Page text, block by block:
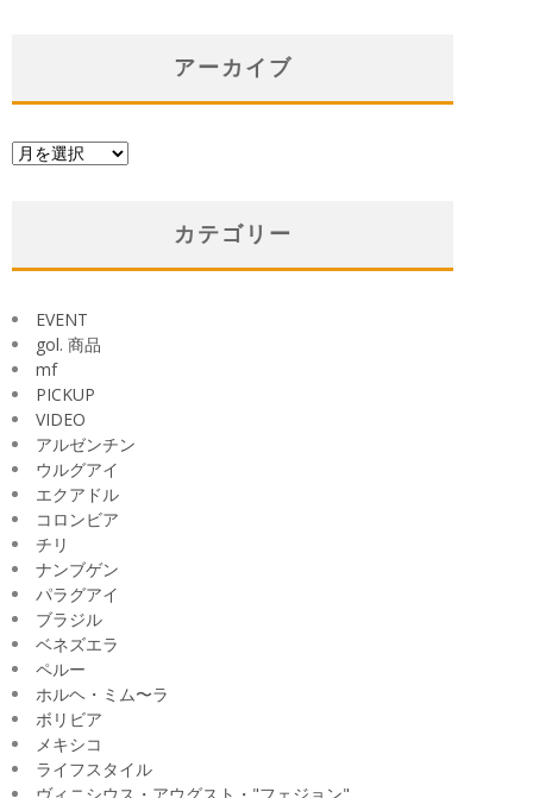
アーカイブ
ア
カテゴリー
EVENT
gol. 商品
mf
PICKUP
VIDEO
アルゼンチン
ウルグアイ
エクアドル
コロンビア
チリ
ナンブゲン
パラグアイ
ブラジル
ベネズエラ
ペルー
ホルヘ・ミム〜ラ
ボリビア
メキシコ
ライフスタイル